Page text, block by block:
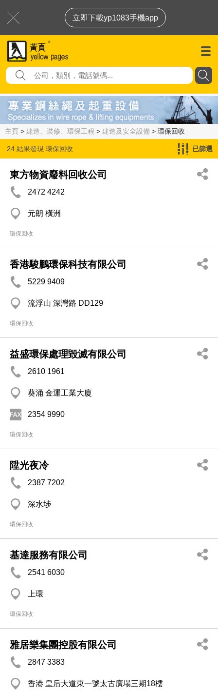
立即下載yp1083手機app
主頁 > 建造、裝修、環保工程 > 建造及安全設備 > 環保回收
24 結果發現 環保回收 已篩選
東方物資廢料回收公司
2472 4242
元朗 橫洲
環保回收
香港駿鵬環保科技有限公司
5229 9409
流浮山 深灣路 DD129
環保回收
益盛環保處理毀滅有限公司
2610 1961
葵涌 金運工業大廈
2354 9990
環保回收
陞光夜冷
2387 7202
深水埗
環保回收
基達服務有限公司
2541 6030
上環
環保回收
雅居樂集團控股有限公司
2847 3383
香港 皇后大道東一號太古廣場三期18樓